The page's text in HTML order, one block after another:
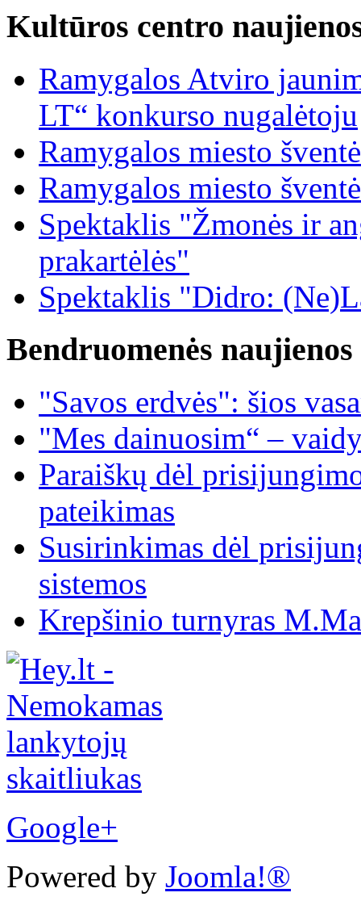
Kultūros centro
Ramygalos Atviro
LT“ konkurso nugalėtoju
Ramygalos miesto šventė
Ramygalos miesto šventė
Spektaklis "Žmonės ir
prakartėlės"
Spektaklis "Didro:
Bendruomenės naujienos
"Savos erdvės": šios
"Mes dainuosim“ –
Paraiškų dėl
pateikimas
Susirinkimas dėl
sistemos
Krepšinio turnyras
Google+
Powered by Joomla!®